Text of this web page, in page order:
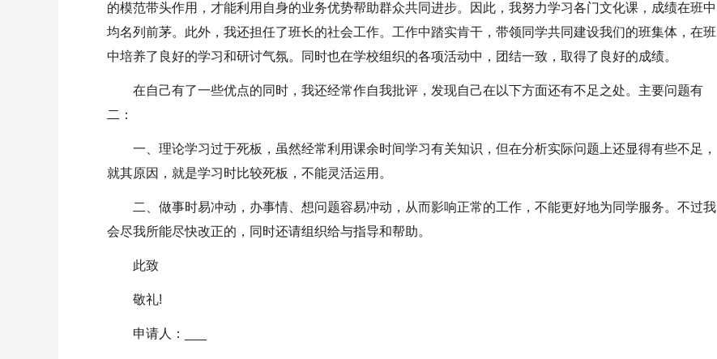
的模范带头作用，才能利用自身的业务优势帮助群众共同进步。因此，我努力学习各门文化课，成绩在班中
均名列前茅。此外，我还担任了班长的社会工作。工作中踏实肯干，带领同学共同建设我们的班集体，在班
中培养了良好的学习和研讨气氛。同时也在学校组织的各项活动中，团结一致，取得了良好的成绩。
在自己有了一些优点的同时，我还经常作自我批评，发现自己在以下方面还有不足之处。主要问题有
二：
一、理论学习过于死板，虽然经常利用课余时间学习有关知识，但在分析实际问题上还显得有些不足，
就其原因，就是学习时比较死板，不能灵活运用。
二、做事时易冲动，办事情、想问题容易冲动，从而影响正常的工作，不能更好地为同学服务。不过我
会尽我所能尽快改正的，同时还请组织给与指导和帮助。
此致
敬礼!
申请人：___